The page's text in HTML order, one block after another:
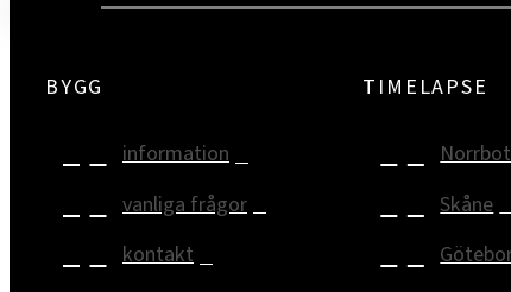
BYGG
information
vanliga frågor
kontakt
TIMELAPSE
Skåne